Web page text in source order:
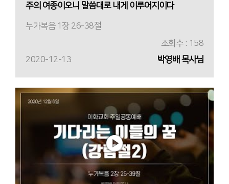
주의 여종이오니 말씀대로 내게 이루어지이다
누가복음 1장 26-38절
조회수 : 158
2020-12-13
박영배 목사님